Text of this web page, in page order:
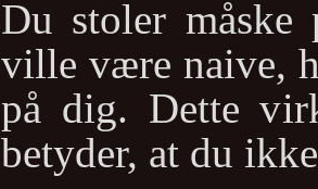
Du stoler måske
ville være naive,
på dig. Dette
betyder, at du